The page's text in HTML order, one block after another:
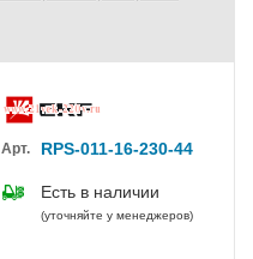
Арт. RPS-011-16-230-44
Есть в наличии
(уточняйте у менеджеров)